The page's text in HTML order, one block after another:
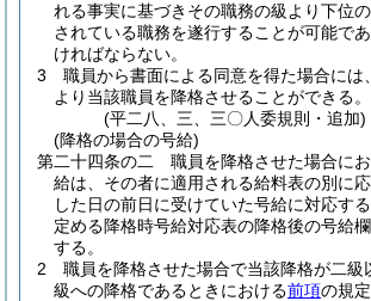
れる事実に基づきその職務の級より下位
されている職務を遂行することが可能で
ければならない。
3
職員から書面による同意を得た場合には、
より当該職員を降格させることができる。
(平二八、三、三〇人委規則・追加)
(降格の場合の号給)
第二十四条の二
職員を降格させた場合に
給は、その者に適用される給料表の別に
した日の前日に受けていた号給に対応する
定める降格時号給対応表の降格後の号給
する。
2
職員を降格させた場合で当該降格が二級
級への降格であるときにおける前項の規